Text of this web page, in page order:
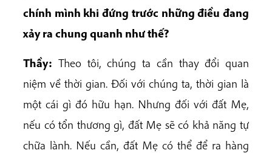
chính mình khi đứng trước những điều đang
xảy ra chung quanh như thế?
Thầy: Theo tôi, chúng ta cần thay đổi quan
niệm về thời gian. Đối với chúng ta, thời gian là
một cái gì đó hữu hạn. Nhưng đối với đất Mẹ,
nếu có tổn thương gì, đất Mẹ sẽ có khả năng tự
chữa lành. Nếu cần, đất Mẹ có thể để ra hàng